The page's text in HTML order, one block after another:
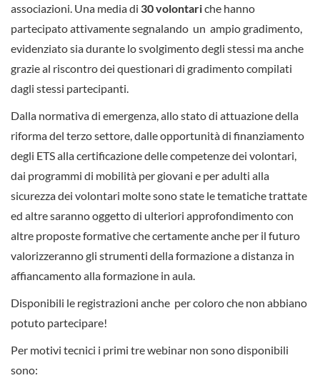
associazioni. Una media di 30 volontariche hanno
partecipato attivamente segnalando un ampio gradimento,
evidenziato sia durante lo svolgimento degli stessi ma anche
grazie al riscontro dei questionari di gradimento compilati
dagli stessi partecipanti.
Dalla normativa di emergenza, allo stato di attuazione della
riforma del terzo settore, dalle opportunità di finanziamento
degli ETS alla certificazione delle competenze dei volontari,
dai programmi di mobilità per giovani e per adulti alla
sicurezza dei volontari molte sono state le tematiche trattate
ed altre saranno oggetto di ulteriori approfondimento con
altre proposte formative che certamente anche per il futuro
valorizzeranno gli strumenti della formazione a distanza in
affiancamento alla formazione in aula.
Disponibili le registrazioni anche per coloro che non abbiano
potuto partecipare!
Per motivi tecnici i primi tre webinar non sono disponibili
sono: